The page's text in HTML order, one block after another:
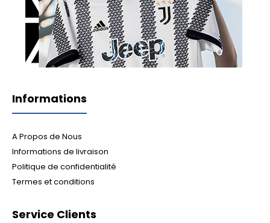
Informations
A Propos de Nous
Informations de livraison
Politique de confidentialité
Termes et conditions
Service Clients